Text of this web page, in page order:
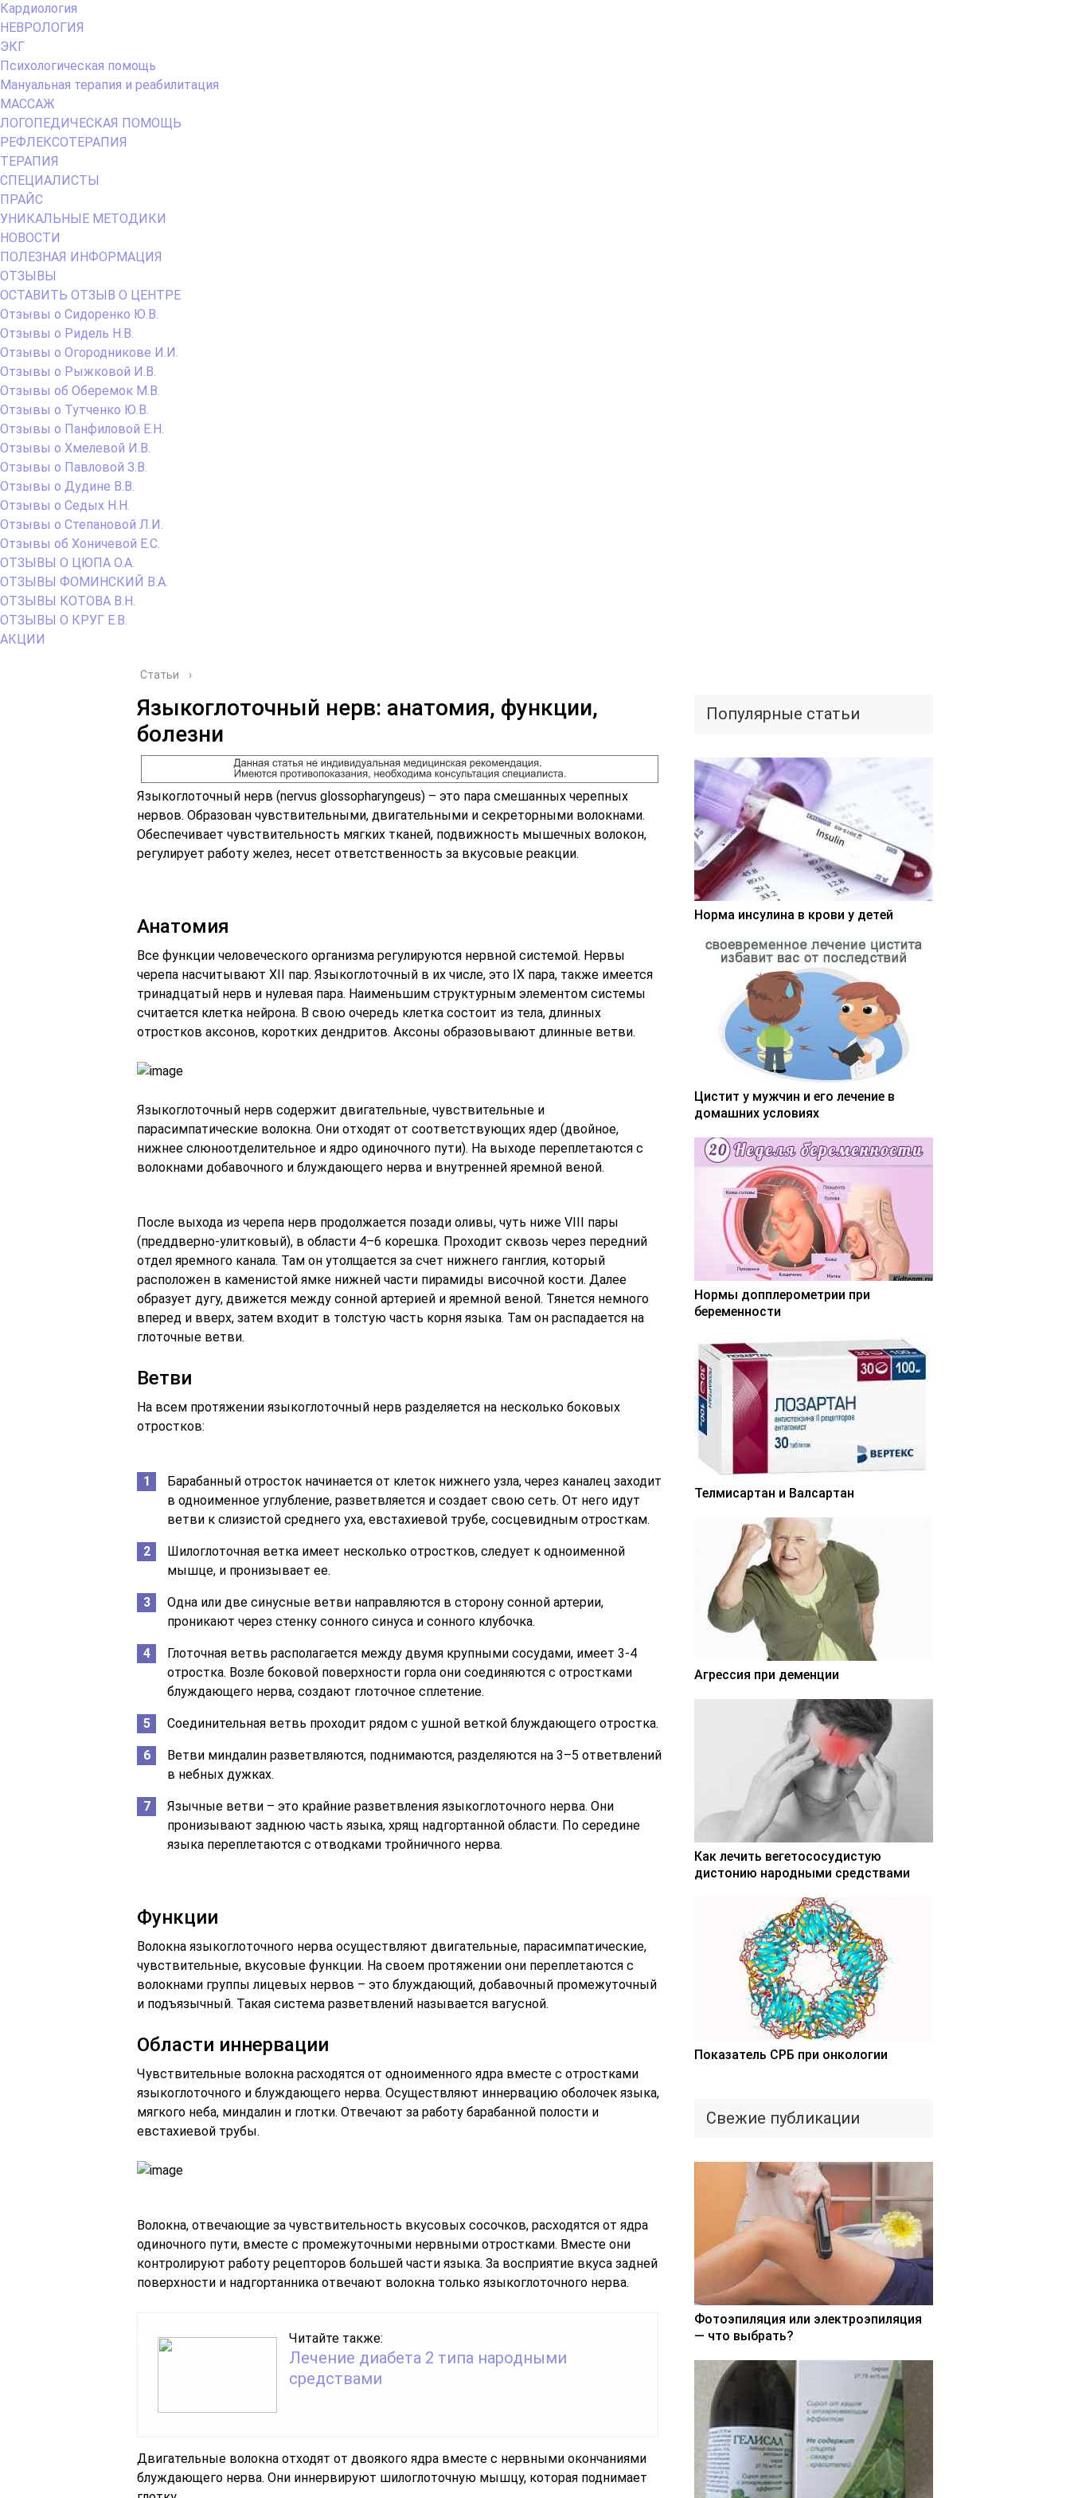
Кардиология
НЕВРОЛОГИЯ
ЭКГ
Психологическая помощь
Мануальная терапия и реабилитация
МАССАЖ
ЛОГОПЕДИЧЕСКАЯ ПОМОЩЬ
РЕФЛЕКСОТЕРАПИЯ
ТЕРАПИЯ
СПЕЦИАЛИСТЫ
ПРАЙС
УНИКАЛЬНЫЕ МЕТОДИКИ
НОВОСТИ
ПОЛЕЗНАЯ ИНФОРМАЦИЯ
ОТЗЫВЫ
ОСТАВИТЬ ОТЗЫВ О ЦЕНТРЕ
Отзывы о Сидоренко Ю.В.
Отзывы о Ридель Н.В.
Отзывы о Огородникове И.И.
Отзывы о Рыжковой И.В.
Отзывы об Оберемок М.В.
Отзывы о Тутченко Ю.В.
Отзывы о Панфиловой Е.Н.
Отзывы о Хмелевой И.В.
Отзывы о Павловой З.В.
Отзывы о Дудине В.В.
Отзывы о Седых Н.Н.
Отзывы о Степановой Л.И.
Отзывы об Хоничевой Е.С.
ОТЗЫВЫ О ЦЮПА О.А.
ОТЗЫВЫ ФОМИНСКИЙ В.А.
ОТЗЫВЫ КОТОВА В.Н.
ОТЗЫВЫ О КРУГ Е.В.
АКЦИИ
Статьи ›
Языкоглоточный нерв: анатомия, функции,
болезни
Языкоглоточный нерв (nervus glossopharyngeus) – это пара смешанных черепных
нервов. Образован чувствительными, двигательными и секреторными волокнами.
Обеспечивает чувствительность мягких тканей, подвижность мышечных волокон,
регулирует работу желез, несет ответственность за вкусовые реакции.
Анатомия
Все функции человеческого организма регулируются нервной системой. Нервы
черепа насчитывают XII пар. Языкоглоточный в их числе, это IX пара, также имеется
тринадцатый нерв и нулевая пара. Наименьшим структурным элементом системы
считается клетка нейрона. В свою очередь клетка состоит из тела, длинных
отростков аксонов, коротких дендритов. Аксоны образовывают длинные ветви.
Языкоглоточный нерв содержит двигательные, чувствительные и
парасимпатические волокна. Они отходят от соответствующих ядер (двойное,
нижнее слюноотделительное и ядро одиночного пути). На выходе переплетаются с
волокнами добавочного и блуждающего нерва и внутренней яремной веной.
После выхода из черепа нерв продолжается позади оливы, чуть ниже VIII пары
(преддверно-улитковый), в области 4–6 корешка. Проходит сквозь через передний
отдел яремного канала. Там он утолщается за счет нижнего ганглия, который
расположен в каменистой ямке нижней части пирамиды височной кости. Далее
образует дугу, движется между сонной артерией и яремной веной. Тянется немного
вперед и вверх, затем входит в толстую часть корня языка. Там он распадается на
глоточные ветви.
Ветви
На всем протяжении языкоглоточный нерв разделяется на несколько боковых
отростков:
Барабанный отросток начинается от клеток нижнего узла, через каналец заходит
в одноименное углубление, разветвляется и создает свою сеть. От него идут
ветви к слизистой среднего уха, евстахиевой трубе, сосцевидным отросткам.
Шилоглоточная ветка имеет несколько отростков, следует к одноименной
мышце, и пронизывает ее.
Одна или две синусные ветви направляются в сторону сонной артерии,
проникают через стенку сонного синуса и сонного клубочка.
Глоточная ветвь располагается между двумя крупными сосудами, имеет 3-4
отростка. Возле боковой поверхности горла они соединяются с отростками
блуждающего нерва, создают глоточное сплетение.
Соединительная ветвь проходит рядом с ушной веткой блуждающего отростка.
Ветви миндалин разветвляются, поднимаются, разделяются на 3–5 ответвлений
в небных дужках.
Язычные ветви – это крайние разветвления языкоглоточного нерва. Они
пронизывают заднюю часть языка, хрящ надгортанной области. По середине
языка переплетаются с отводками тройничного нерва.
Функции
Волокна языкоглоточного нерва осуществляют двигательные, парасимпатические,
чувствительные, вкусовые функции. На своем протяжении они переплетаются с
волокнами группы лицевых нервов – это блуждающий, добавочный промежуточный
и подъязычный. Такая система разветвлений называется вагусной.
Области иннервации
Чувствительные волокна расходятся от одноименного ядра вместе с отростками
языкоглоточного и блуждающего нерва. Осуществляют иннервацию оболочек языка,
мягкого неба, миндалин и глотки. Отвечают за работу барабанной полости и
евстахиевой трубы.
Волокна, отвечающие за чувствительность вкусовых сосочков, расходятся от ядра
одиночного пути, вместе с промежуточными нервными отростками. Вместе они
контролируют работу рецепторов большей части языка. За восприятие вкуса задней
поверхности и надгортанника отвечают волокна только языкоглоточного нерва.
Читайте также:
Лечение диабета 2 типа народными
средствами
Двигательные волокна отходят от двоякого ядра вместе с нервными окончаниями
блуждающего нерва. Они иннервируют шилоглоточную мышцу, которая поднимает
Популярные статьи
Норма инсулина в крови у детей
Цистит у мужчин и его лечение в
домашних условиях
Нормы допплерометрии при
беременности
Телмисартан и Валсартан
Агрессия при деменции
Как лечить вегетососудистую
дистонию народными средствами
Показатель СРБ при онкологии
Свежие публикации
Фотоэпиляция или электроэпиляция
— что выбрать?